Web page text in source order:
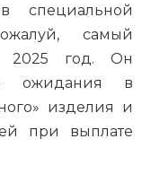
специальной
самый
2025 год. Он
ожидания в
изделия и
при выплате